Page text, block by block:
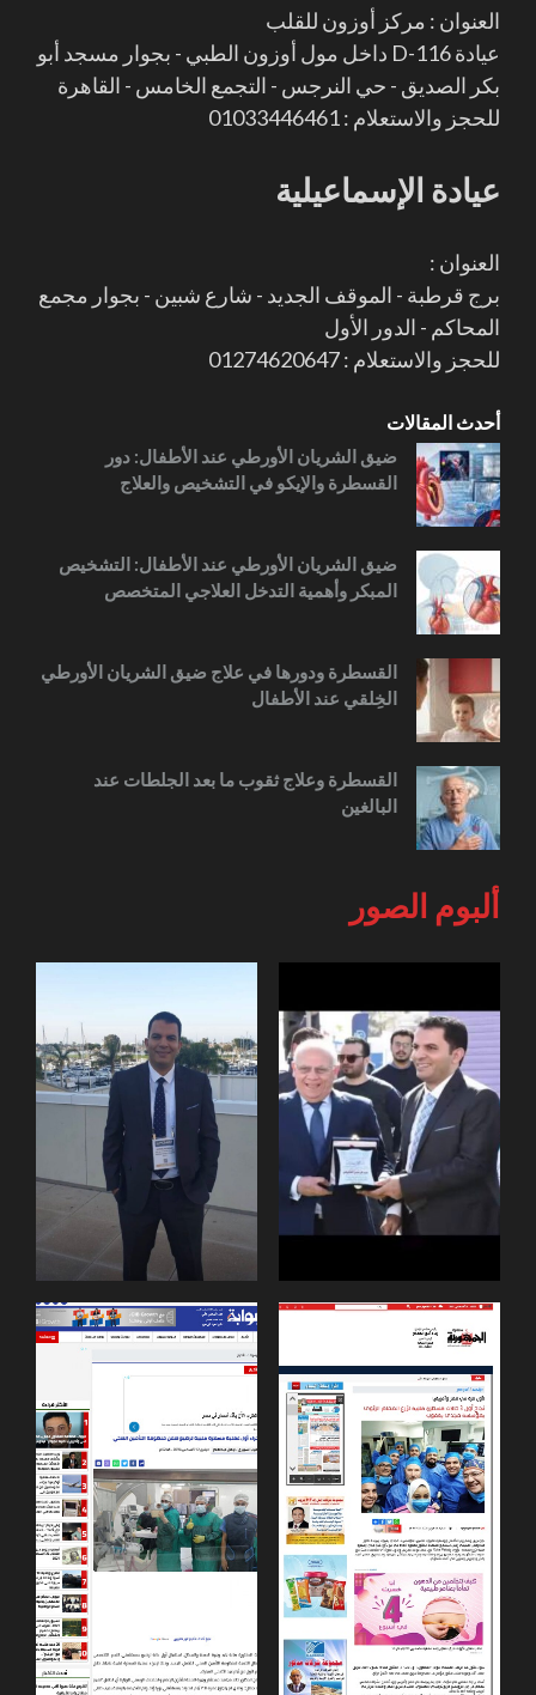
العنوان : مركز أوزون للقلب
عيادة D-116 داخل مول أوزون الطبي - بجوار مسجد أبو
بكر الصديق - حي النرجس - التجمع الخامس - القاهرة
للحجز والاستعلام : 01033446461
عيادة الإسماعيلية
العنوان :
برج قرطبة - الموقف الجديد - شارع شبين - بجوار مجمع
المحاكم - الدور الأول
للحجز والاستعلام : 01274620647
أحدث المقالات
ضيق الشريان الأورطي عند الأطفال: دور
القسطرة والإيكو في التشخيص والعلاج
ضيق الشريان الأورطي عند الأطفال: التشخيص
المبكر وأهمية التدخل العلاجي المتخصص
القسطرة ودورها في علاج ضيق الشريان الأورطي
الخِلقي عند الأطفال
القسطرة وعلاج ثقوب ما بعد الجلطات عند
البالغين
ألبوم الصور